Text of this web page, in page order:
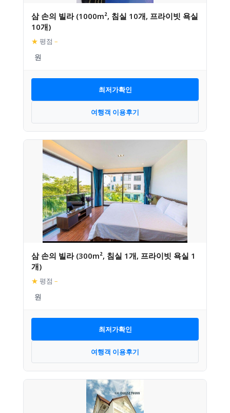
삼 손의 빌라 (1000m², 침실 10개, 프라이빗 욕실
10개)
★ 평점 –
최저가확인
여행객 이용후기
삼 손의 빌라 (300m², 침실 1개, 프라이빗 욕실 1
개)
★ 평점 –
최저가확인
여행객 이용후기